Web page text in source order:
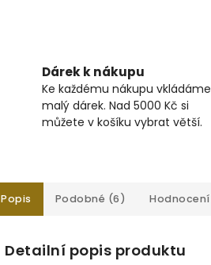
Dárek k nákupu
Ke každému nákupu vkládáme
malý dárek. Nad 5000 Kč si
můžete v košíku vybrat větší.
Popis Podobné (6) Hodnocení
Detailní popis produktu